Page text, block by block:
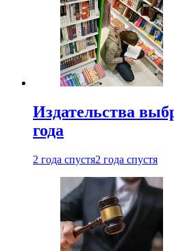
Издательства
года
2 года спустя2 года спустя